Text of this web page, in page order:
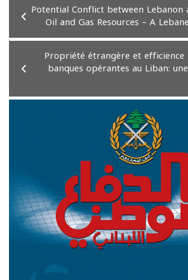
Potential Conflict between
Oil and Gas Resources – A
Propriété étrangère et efficience
banques opérantes au Liban: